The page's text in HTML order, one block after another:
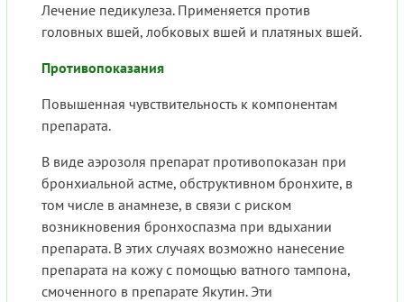
Лечение педикулеза. Применяется против
головных вшей, лобковых вшей и платяных вшей.
Противопоказания
Повышенная чувствительность к компонентам
препарата.
В виде аэрозоля препарат противопоказан при
бронхиальной астме, обструктивном бронхите, в
том числе в анамнезе, в связи с риском
возникновения бронхоспазма при вдыхании
препарата. В этих случаях возможно нанесение
препарата на кожу с помощью ватного тампона,
смоченного в препарате Якутин. Эти